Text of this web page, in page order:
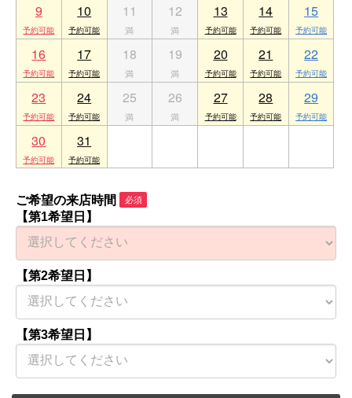
9 10 11 12 13 14 15
16 17 18 19 20 21 22
23 24 25 26 27 28 29
30 31
ご希望の来店時間 必須
【第1希望日】
【第2希望日】
【第3希望日】